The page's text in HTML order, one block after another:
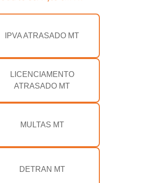
IPVA ATRASADO MT
LICENCIAMENTO
ATRASADO MT
MULTAS MT
DETRAN MT